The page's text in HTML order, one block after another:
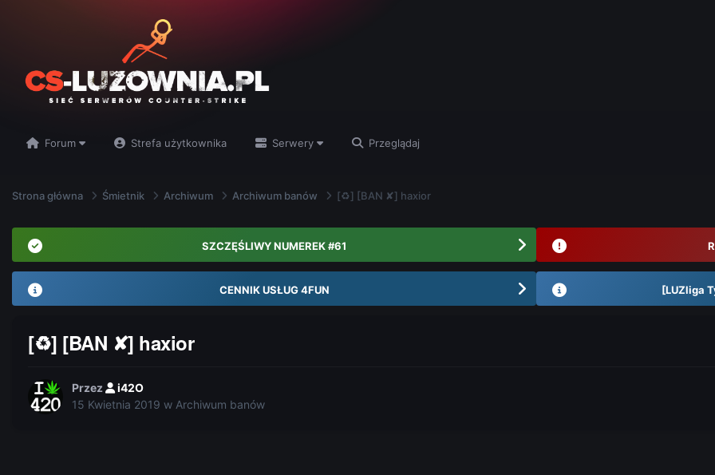
Forum Strefa użytkownika Serwery Przeglądaj
Strona główna Śmietnik Archiwum Archiwum banów [♻] [BAN ✘] haxior
SZCZĘŚLIWY NUMEREK #61
CENNIK USŁUG 4FUN [LUZliga
[♻] [BAN ✘] haxior
Przez
i42O
15 Kwietnia 2019 w Archiwum banów